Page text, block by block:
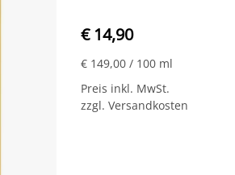
€ 14,90
€ 149,00 / 100 ml
Preis inkl. MwSt.
zzgl. Versandkosten